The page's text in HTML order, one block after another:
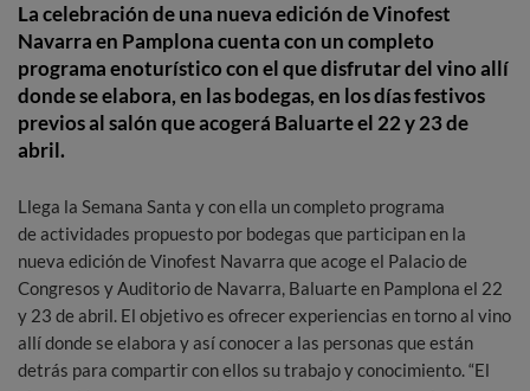
La celebración de una nueva edición de Vinofest
Navarra en Pamplona cuenta con un completo
programa enoturístico con el que disfrutar del vino allí
donde se elabora, en las bodegas, en los días festivos
previos al salón que acogerá Baluarte el 22 y 23 de
abril.
Llega la Semana Santa y con ella un completo programa
de actividades propuesto por bodegas que participan en la
nueva edición de Vinofest Navarra que acoge el Palacio de
Congresos y Auditorio de Navarra, Baluarte en Pamplona el 22
y 23 de abril. El objetivo es ofrecer experiencias en torno al vino
allí donde se elabora y así conocer a las personas que están
detrás para compartir con ellos su trabajo y conocimiento. “El